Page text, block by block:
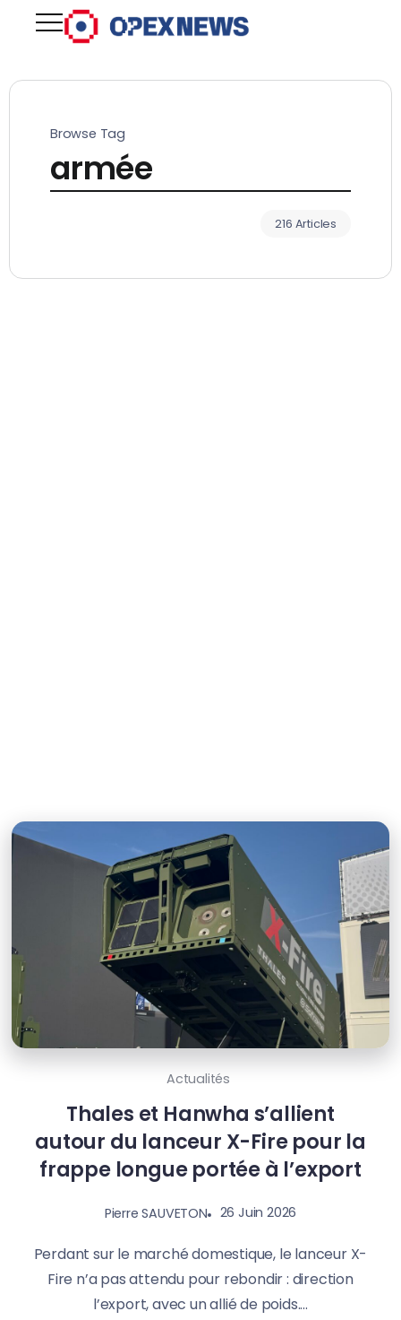
Browse Tag
armée
216 Articles
Actualités
Thales et Hanwha s’allient
autour du lanceur X-Fire pour la
frappe longue portée à l’export
Pierre SAUVETON 26 Juin 2026
Perdant sur le marché domestique, le lanceur X-
Fire n’a pas attendu pour rebondir : direction
l’export, avec un allié de poids....